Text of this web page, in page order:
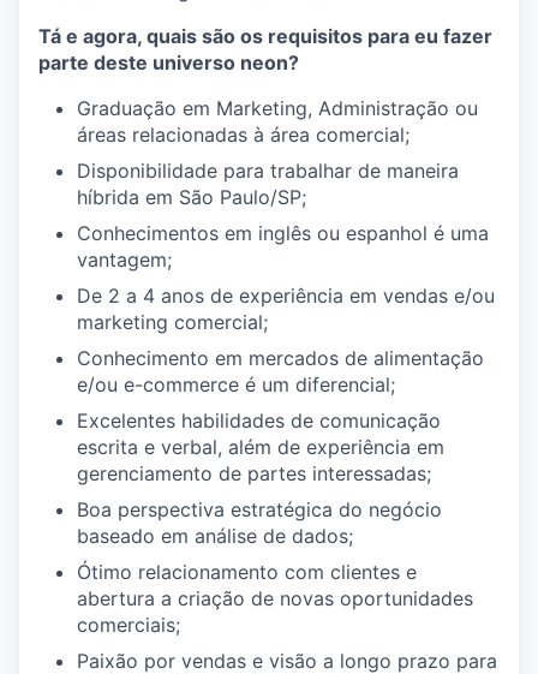
Tá e agora, quais são os requisitos para eu fazer
parte deste universo neon?
Graduação em Marketing, Administração ou
áreas relacionadas à área comercial;
Disponibilidade para trabalhar de maneira
híbrida em São Paulo/SP;
Conhecimentos em inglês ou espanhol é uma
vantagem;
De 2 a 4 anos de experiência em vendas e/ou
marketing comercial;
Conhecimento em mercados de alimentação
e/ou e-commerce é um diferencial;
Excelentes habilidades de comunicação
escrita e verbal, além de experiência em
gerenciamento de partes interessadas;
Boa perspectiva estratégica do negócio
baseado em análise de dados;
Ótimo relacionamento com clientes e
abertura a criação de novas oportunidades
comerciais;
Paixão por vendas e visão a longo prazo para